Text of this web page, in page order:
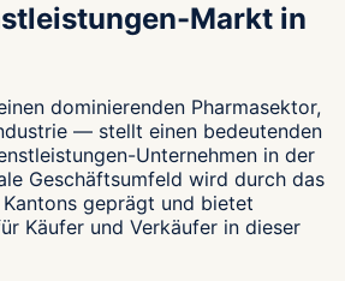
Markt in
dominierenden Pharmasektor,
— stellt einen bedeutenden
Unternehmen in der
Geschäftsumfeld wird durch das
geprägt und bietet
Käufer und Verkäufer in dieser